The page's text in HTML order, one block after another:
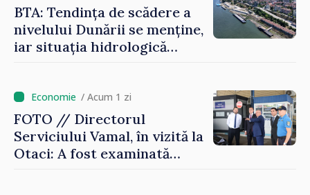
BTA: Tendința de scădere a
nivelului Dunării se menține,
iar situația hidrologică
/ Acum 1 zi
FOTO // Directorul
Serviciului Vamal, în vizită la
Otaci: A fost examinată